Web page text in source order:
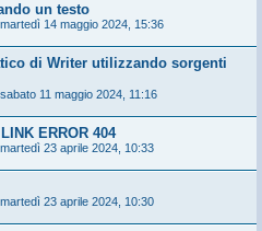
un testo
martedì 14 maggio 2024, 15:36
di Writer utilizzando sorgenti
sabato 11 maggio 2024, 11:16
ERROR 404
martedì 23 aprile 2024, 10:33
martedì 23 aprile 2024, 10:30